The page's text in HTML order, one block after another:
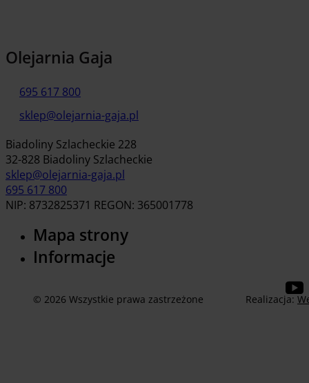
Olejarnia Gaja
695 617 800
sklep@olejarnia-gaja.pl
Biadoliny Szlacheckie 228
32-828 Biadoliny Szlacheckie
sklep@olejarnia-gaja.pl
695 617 800
NIP: 8732825371 REGON: 365001778
Mapa strony
Informacje
© 2026 Wszystkie prawa zastrzeżone Realizacja: